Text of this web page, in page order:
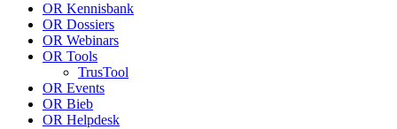
OR Kennisbank
OR Dossiers
OR Webinars
OR Tools
TrusTool
OR Events
OR Bieb
OR Helpdesk